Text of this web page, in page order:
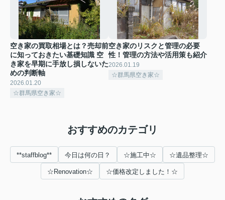
空き家の買取相場とは？売却前
に知っておきたい基礎知識 空
き家を早期に手放し損しないた
めの判断軸
2026.01.20
☆群馬県空き家☆
空き家のリスクと管理の必要
性！管理の方法や活用策も紹介
2026.01.19
☆群馬県空き家☆
おすすめのカテゴリ
**staffblog** 今日は何の日？ ☆施工中☆ ☆遺品整理☆
☆Renovation☆ ☆価格改定しました！☆